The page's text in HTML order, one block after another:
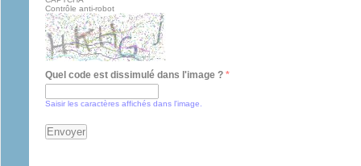
Contrôle anti-robot
Quel code est dissimulé dans l'image ? *
Saisir les caractères affichés dans l'image.